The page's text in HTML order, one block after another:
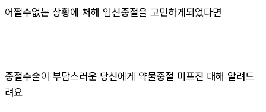
어쩔수없는 상황에 처해 임신중절을 고민하게되었다면
중절수술이 부담스러운 당신에게 약물중절 미프진 대해 알려드
려요